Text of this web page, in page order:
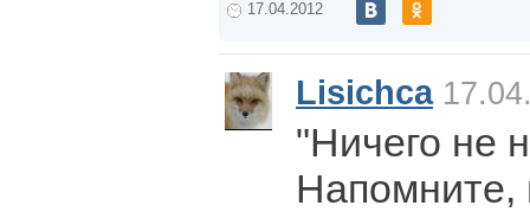
17.04.2012
Lisichca
"Ничего не
Напомните,